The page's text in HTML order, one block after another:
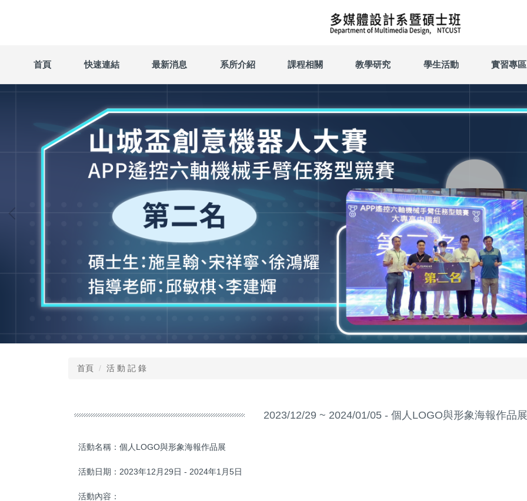
區
首頁 快速連結 最新消息 系所介紹 課程相關 教學研究 學生活動 實習專區
首頁 活 動 記 錄
2023/12/29 ~ 2024/01/05 - 個人LOGO與形象海報作品展
活動名稱：個人LOGO與形象海報作品展
活動日期：2023年12月29日 - 2024年1月5日
活動內容：